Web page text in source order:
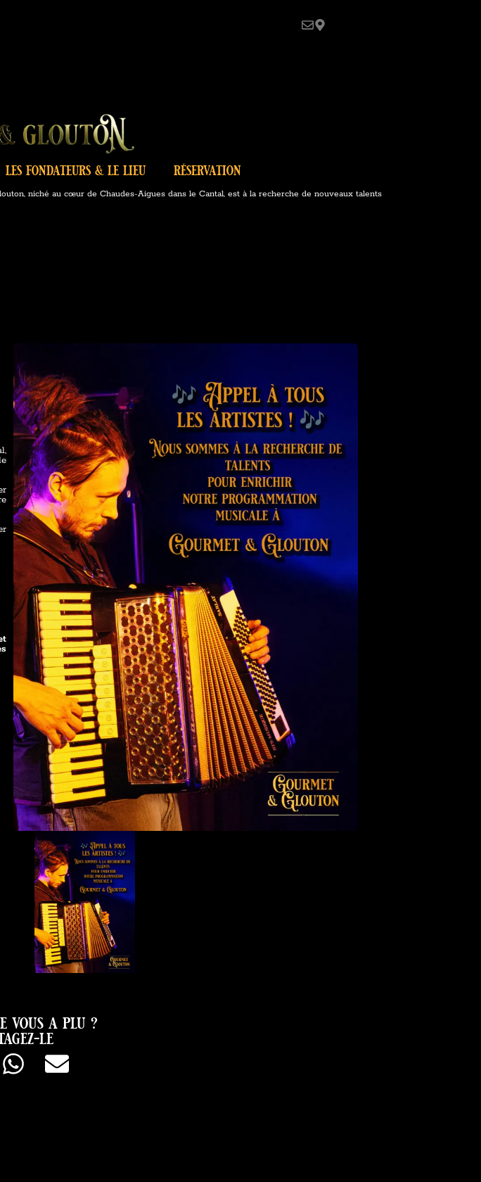
les fondateurs & le lieu réservation
niché au cœur de Chaudes-Aigues dans le Cantal, est à la recherche de nouveaux talents
vous a plu ?
le